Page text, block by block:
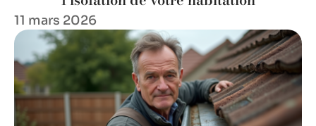
11 mars 2026